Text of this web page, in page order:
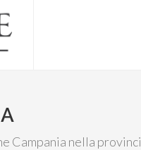
Campania nella